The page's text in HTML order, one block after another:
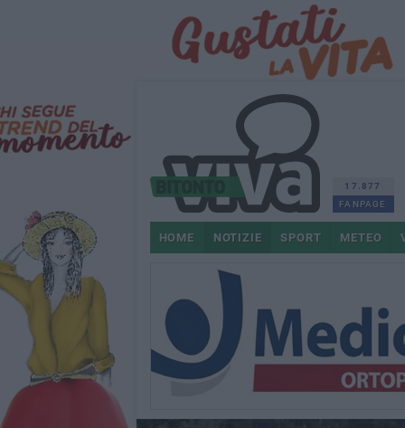
17.877
FANPAGE
HOME NOTIZIE SPORT METEO